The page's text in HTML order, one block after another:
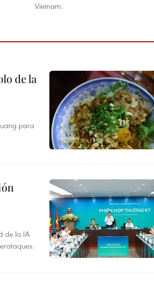
Vietnam.
de la
para
de la IA